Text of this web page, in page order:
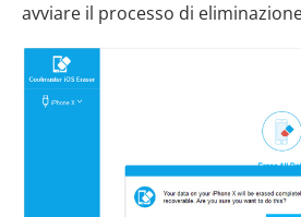
avviare il processo di